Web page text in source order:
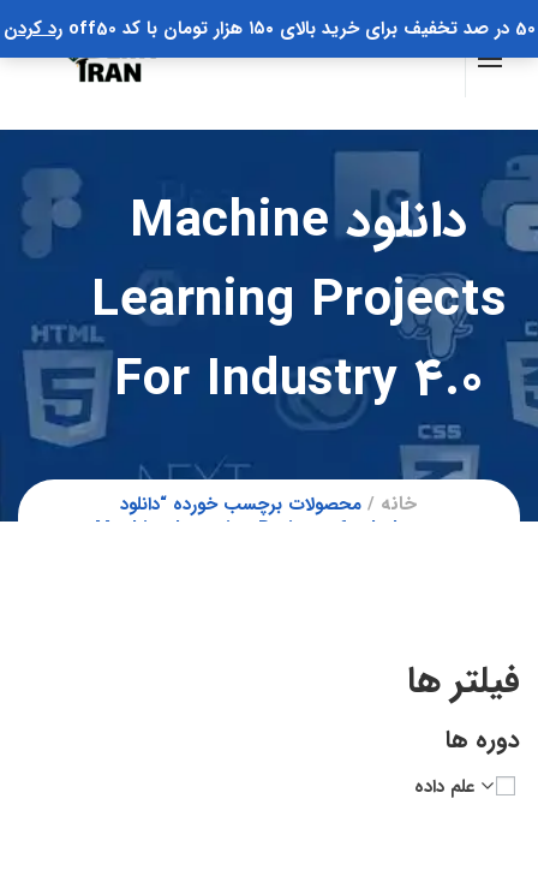
50 در صد تخفیف برای خرید بالای ۱۵۰ هزار تومان با کد off50 رد کردن
دانلود Machine
Learning Projects
For Industry 4.0
خانه
محصولات برچسب خورده “دانلود
Machine Learning Projects for Industry
فیلتر ها
دوره ها
علم داده